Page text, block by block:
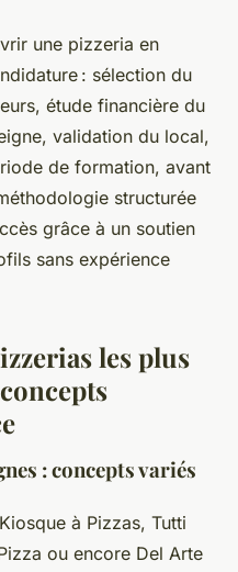
une pizzeria en
: sélection du
étude financière du
validation du local,
de formation, avant
structurée
grâce à un soutien
sans expérience
les plus
: concepts variés
à Pizzas, Tutti
ou encore Del Arte